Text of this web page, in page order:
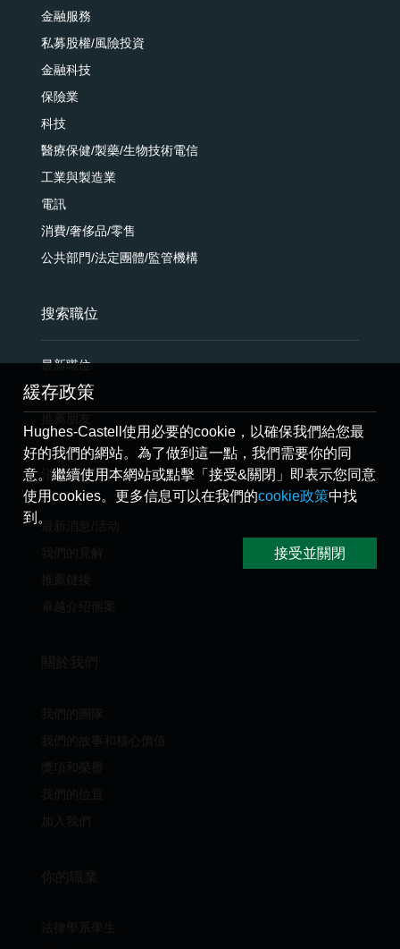
金融服務
私募股權/風險投資
金融科技
保險業
科技
醫療保健/製藥/生物技術電信
工業與製造業
電訊
消費/奢侈品/零售
公共部門/法定團體/監管機構
搜索職位
最新職位
提交簡歷
消息與見解
最新消息/活动
緩存政策
Hughes-Castell使用必要的cookie，以確保我們給您最
好的我們的網站。為了做到這一點，我們需要你的同
意。繼續使用本網站或點擊「接受&關閉」即表示您同意
使用cookies。更多信息可以在我們的cookie政策中找
到。
接受並關閉